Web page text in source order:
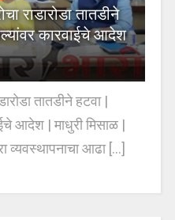
राडारोडा तातडीने
कारवाईचे आदेश
तातडीने हटवा |
आदेश | माधुरी मिसाळ |
आढा [...]